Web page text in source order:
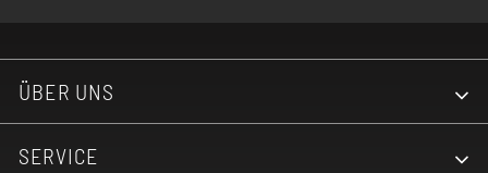
Wechselbares Drip-Tip
Zugautomatik
ÜBER UNS
SERVICE